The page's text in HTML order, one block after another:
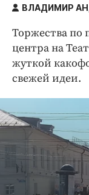
Народные
Криминал
Культура
Погода
Праздники
ВЛАДИМИР
Торжества по
центра на
жуткой
свежей идеи.